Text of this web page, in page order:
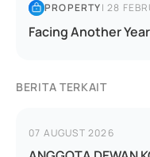
PROPERTY|28
Facing Another
BERITA TERKAIT
07 AUGUST 2026